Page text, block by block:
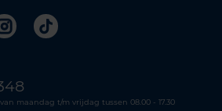
Instagram
Tiktok
maandag t/m vrijdag tussen 08.00 - 17.30